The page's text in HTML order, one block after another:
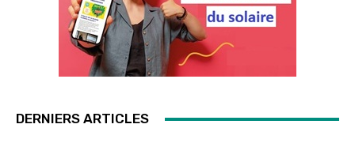
DERNIERS ARTICLES